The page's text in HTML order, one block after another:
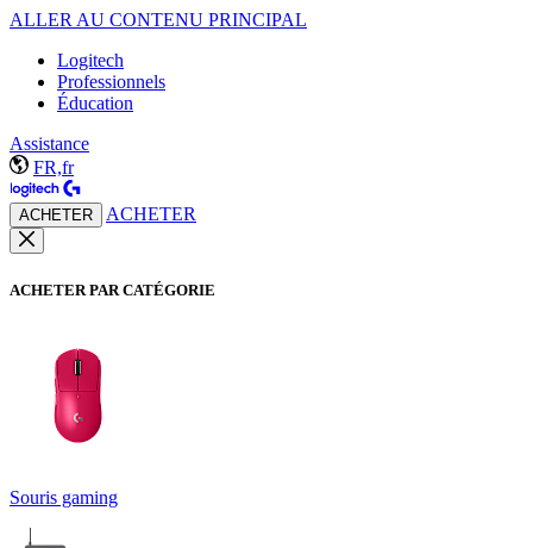
ALLER AU CONTENU PRINCIPAL
Logitech
Professionnels
Éducation
Assistance
FR,fr
ACHETER ACHETER
ACHETER PAR CATÉGORIE
Souris gaming